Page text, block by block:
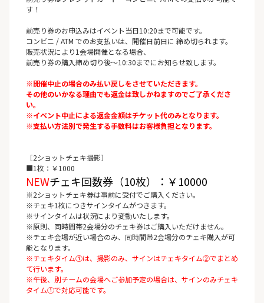
す！
前売り券のお申込みはイベント当日10:20まで可能です。
コンビニ / ATM でのお支払いは、開催日前日に 締め切られます。
販売状況により1会場開催となる場合、
前売り券の購入締め切り後～10:30までにお知らせ致します。
※開催中止の場合のみ払い戻しをさせていただきます。
その他のいかなる理由でも返金は致しかねますのでご了承くださ
い。
※イベント中止による返金金額はチケット代のみとなります。
※支払い方法別で発生する手数料はお客様負担となります。
［2ショットチェキ撮影］
■1枚：￥1000
NEWチェキ回数券（10枚）：￥10000
※2ショットチェキ券は事前に受付でご購入ください。
※チェキ1枚につきサインタイムがつきます。
※サインタイムは状況により変動いたします。
※原則、同時間帯2会場分のチェキ券はご購入いただけません。
※チェキ会場が近い場合のみ、同時間帯2会場分のチェキ購入が可
能となります。
※チェキタイム①は、撮影のみ、サインはチェキタイム②でまとめ
て行います。
※午後、別チームの会場へご参加予定の場合は、サインのみチェキ
タイム①で対応可能です。